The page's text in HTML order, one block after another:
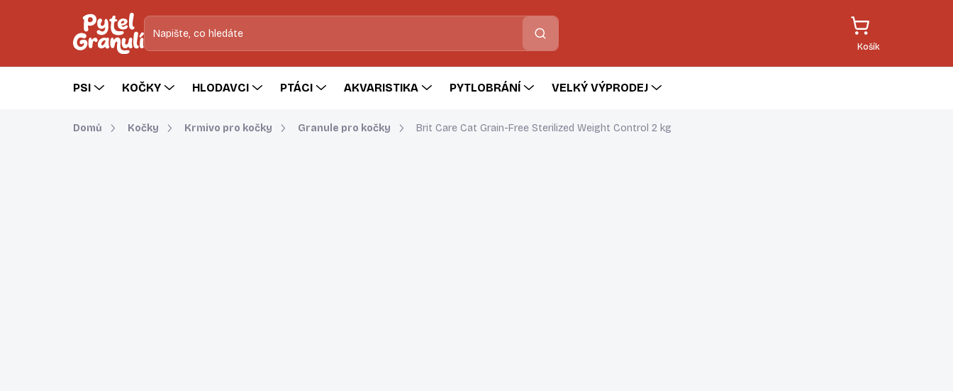
Hledat
PSI KOČKY HLODAVCI PTÁCI AKVARISTIKA PYTLOBRÁNÍ VELKÝ VÝPRODEJ
Domů Kočky Krmivo pro kočky Granule pro kočky Brit Care Cat Grain-Free Sterilized Weight Control 2 kg